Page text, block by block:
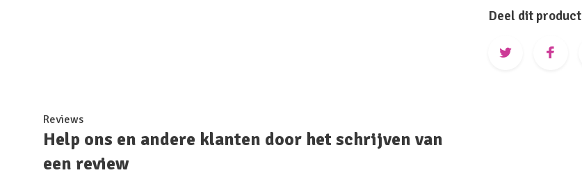
Deel dit product
Reviews
Help ons en andere klanten door het schrijven van
een review